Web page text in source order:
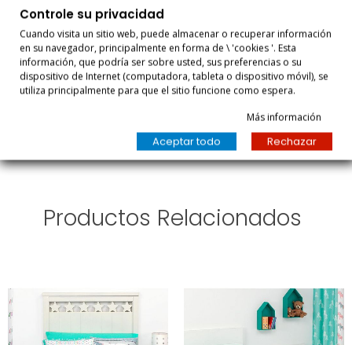
Medidas:
Medidas Cama
Cama 90 cm
Productos Relacionados
Controle su privacidad
Cuando visita un sitio web, puede almacenar o recuperar información
en su navegador, principalmente en forma de \ 'cookies '. Esta
información, que podría ser sobre usted, sus preferencias o su
dispositivo de Internet (computadora, tableta o dispositivo móvil), se
utiliza principalmente para que el sitio funcione como espera.
Más información
Aceptar todo Rechazar